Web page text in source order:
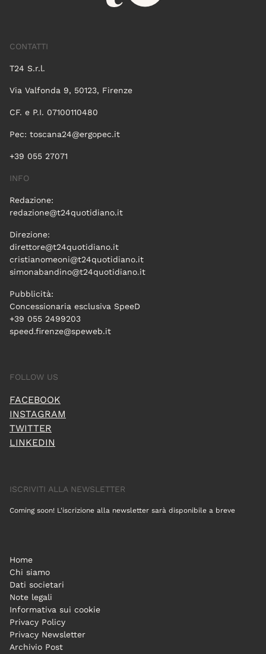
CONTATTI
T24 S.r.l.
Via Valfonda 9, 50123, Firenze
CF. e P.I. 07100110480
Pec: toscana24@ergopec.it
+39 055 27071
INFO
Redazione:
redazione@t24quotidiano.it
Direzione:
direttore@t24quotidiano.it
cristianomeoni@t24quotidiano.it
simonabandino@t24quotidiano.it
Pubblicità:
Concessionaria esclusiva SpeeD
+39 055 2499203
speed.firenze@speweb.it
FOLLOW US
FACEBOOK
INSTAGRAM
TWITTER
LINKEDIN
ISCRIVITI ALLA NEWSLETTER
Coming soon! L'iscrizione alla newsletter sarà disponibile a breve
Home
Chi siamo
Dati societari
Note legali
Informativa sui cookie
Privacy Policy
Privacy Newsletter
Archivio Post